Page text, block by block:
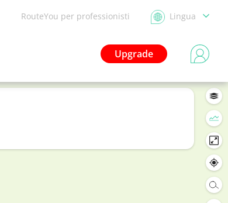
RouteYou per professionisti Lingua
Upgrade